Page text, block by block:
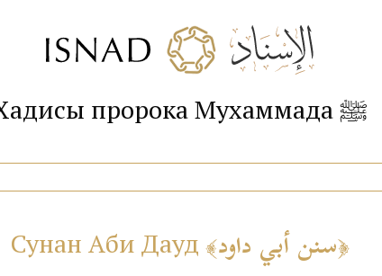
Хадисы пророка Мухаммада ﷺ
Сунан Аби Дауд سنن أبي داود